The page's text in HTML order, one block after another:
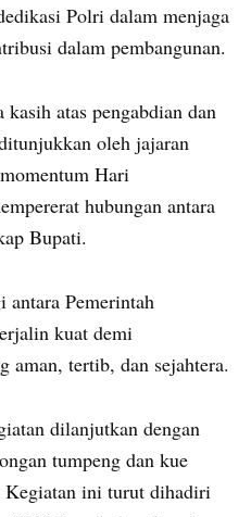
Polri dalam menjaga
dalam pembangunan.
atas pengabdian dan
oleh jajaran
Hari
hubungan antara
Bupati.
antara Pemerintah
kuat demi
aman, tertib, dan sejahtera.
dilanjutkan dengan
tumpeng dan kue
Kegiatan ini turut dihadiri